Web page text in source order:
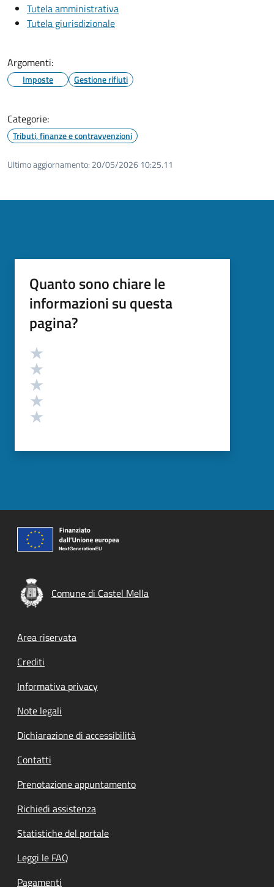
Tutela amministrativa
Tutela giurisdizionale
Argomenti:
Imposte Gestione rifiuti
Categorie:
Tributi, finanze e contravvenzioni
Ultimo aggiornamento: 20/05/2026 10:25.11
Quanto sono chiare le
informazioni su questa
pagina?
Valutazione
Comune di Castel Mella
Footer menu
Area riservata
Crediti
Informativa privacy
Note legali
Dichiarazione di accessibilità
Contatti
Prenotazione appuntamento
Richiedi assistenza
Statistiche del portale
Leggi le FAQ
Pagamenti